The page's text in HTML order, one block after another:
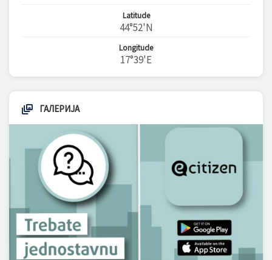
Latitude
44°52'N
Longitude
17°39'E
ГАЛЕРИЈА